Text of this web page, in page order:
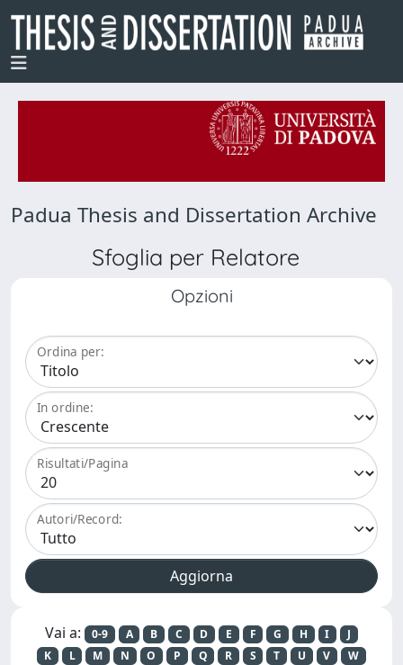
Padua Thesis and Dissertation Archive
Sfoglia per Relatore
Opzioni
Ordina per:
In ordine:
Risultati/Pagina
Autori/Record:
Vai a: 0-9 A B C D E F G H I
J
K
L M N O P Q R S T U V
W